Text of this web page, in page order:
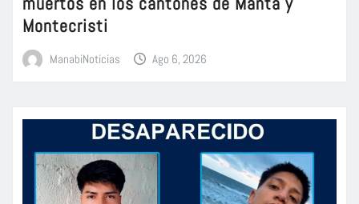
Montecristi
ManabiNoticias Ago 6, 2026